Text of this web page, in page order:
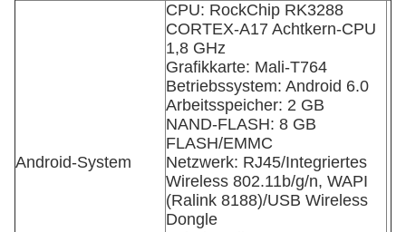
Android-System
CPU: RockChip RK3288
CORTEX-A17 Achtkern-CPU
1,8 GHz
Grafikkarte: Mali-T764
Betriebssystem: Android 6.0
Arbeitsspeicher: 2 GB
NAND-FLASH: 8 GB
FLASH/EMMC
Netzwerk: RJ45/Integriertes
Wireless 802.11b/g/n, WAPI
(Ralink 8188)/USB Wireless
Dongle